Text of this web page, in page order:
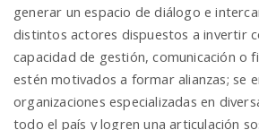
generar un espacio de diálogo e
distintos actores dispuestos a invertir
capacidad de gestión, comunicación o
estén motivados a formar alianzas; se
organizaciones especializadas en
todo el país y logren una articulación